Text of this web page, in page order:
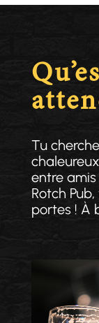
Tu
entre
Rotch
portes ! À